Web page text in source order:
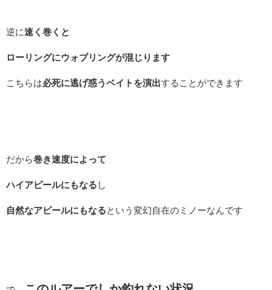
逆に速く巻くと
ローリングにウォブリングが混じります
こちらは必死に逃げ惑うベイトを演出することができます
だから巻き速度によって
ハイアピールにもなる し
自然なアピールにもなるという変幻自在のミノーなんです